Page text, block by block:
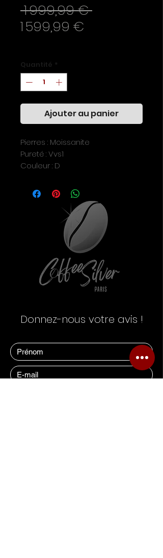
1 999,99 € Prix
1 599,99 €
Quantité *
Ajouter au panier
Pierres : Moissanite
Pureté : Vvs1
Couleur : D
Garantie à vie.
La Moissanite a de
nombreuses qualités
Une brillance et une
dispersion supérieures à
celles du diamant,
Une blancheur et une
pureté digne des diamants
de qualité supérieure,
aux rayures et une et une
à la chaleur, la chaine ne
s'usera pas dans le temps.
Tout cela à une fraction du
prix du diamant
Donnez-nous votre avis !